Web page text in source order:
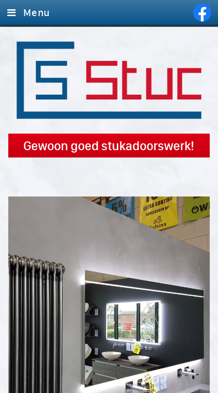
Gewoon goed stukadoorswerk!
Menu
Offerte aanvragen
Contact